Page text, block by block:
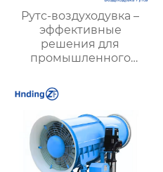
Рутс-воздуходувка –
эффективные
решения для
промышленного
оборудования |
Hengding Fan